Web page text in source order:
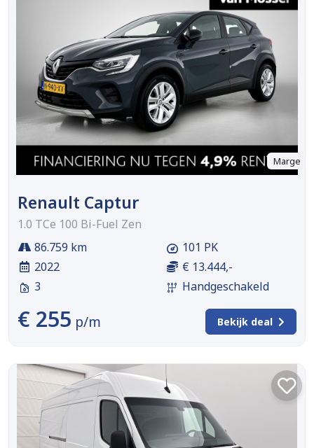
Marge
Renault Captur
1.0 TCe 100 Bi-Fuel Zen
86.759 km
2022
3
101 PK
€ 13.444,-
Handgeschakeld
€ 255 p/m Bekijk deal